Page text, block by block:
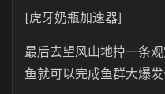
[虎牙奶瓶加速器]
最后去望风山地掉一条
鱼就可以完成鱼群大爆发